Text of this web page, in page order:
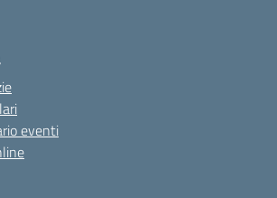
eventi